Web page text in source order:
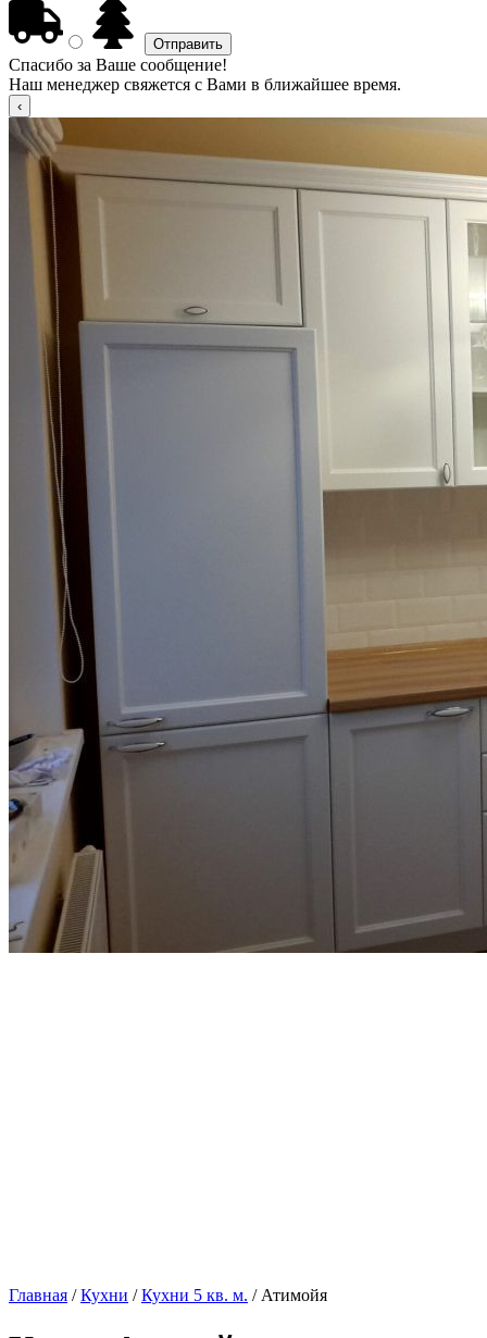
Спасибо за Ваше сообщение!
Наш менеджер свяжется с Вами в ближайшее время.
Главная /Кухни /Кухни 5 кв. м. / Атимойя